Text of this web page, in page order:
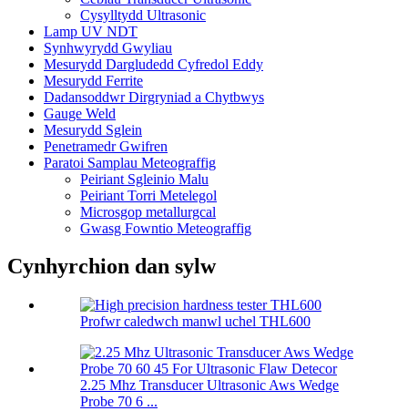
Cysylltydd Ultrasonic
Lamp UV NDT
Synhwyrydd Gwyliau
Mesurydd Dargludedd Cyfredol Eddy
Mesurydd Ferrite
Dadansoddwr Dirgryniad a Chytbwys
Gauge Weld
Mesurydd Sglein
Penetramedr Gwifren
Paratoi Samplau Meteograffig
Peiriant Sgleinio Malu
Peiriant Torri Metelegol
Microsgop metallurgcal
Gwasg Fowntio Meteograffig
Cynhyrchion dan sylw
Profwr caledwch manwl uchel THL600
2.25 Mhz Transducer Ultrasonic Aws Wedge
Probe 70 6 ...